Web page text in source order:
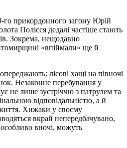
го прикордонного загону Юрій
Полісся дедалі частіше стають
Зокрема, нещодавно
«впіймали» ще й
лісові хащі на півночі
Незаконне перебування у
не лише зустріччю з патрулем та
відповідальністю, а й
Хижаки у своєму
вкрай непередбачувано,
вночі, можуть